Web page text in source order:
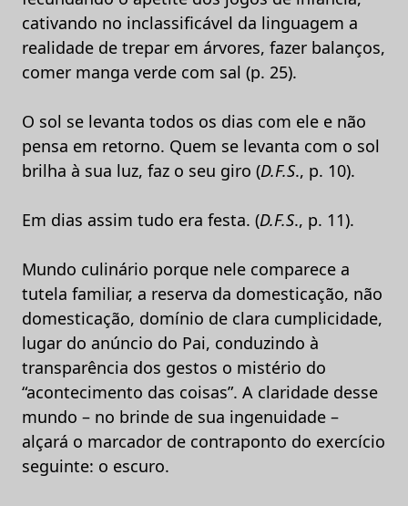
cativando no inclassificável da linguagem a
realidade de trepar em árvores, fazer balanços,
comer manga verde com sal (p. 25).
O sol se levanta todos os dias com ele e não
pensa em retorno. Quem se levanta com o sol
brilha à sua luz, faz o seu giro (D.F.S., p. 10).
Em dias assim tudo era festa. (D.F.S., p. 11).
Mundo culinário porque nele comparece a
tutela familiar, a reserva da domesticação, não
domesticação, domínio de clara cumplicidade,
lugar do anúncio do Pai, conduzindo à
transparência dos gestos o mistério do
“acontecimento das coisas”. A claridade desse
mundo – no brinde de sua ingenuidade –
alçará o marcador de contraponto do exercício
seguinte: o escuro.